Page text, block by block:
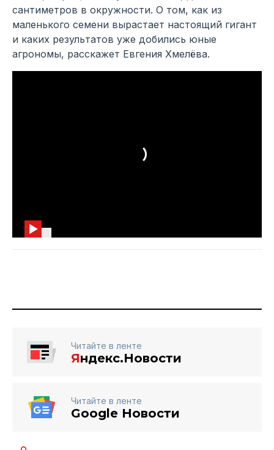
сантиметров в окружности. О том, как из
маленького семени вырастает настоящий гигант
и каких результатов уже добились юные
агрономы, расскажет Евгения Хмелёва.
Читайте в ленте
Яндекс.Новости
Читайте в ленте
Google Новости